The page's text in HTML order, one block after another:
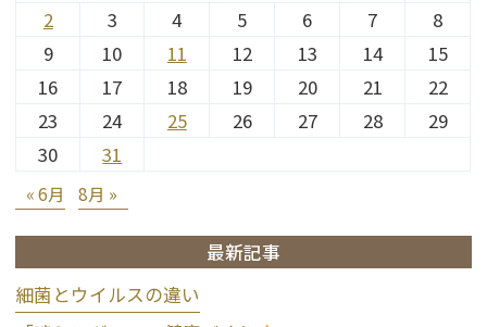
2 3 4 5 6 7
8
9
10 11 12 13 14
15
16
17 18 19 20 21
22
23
24 25 26 27 28
29
30
31
« 6月 8月 »
最新記事
細菌とウイルスの違い